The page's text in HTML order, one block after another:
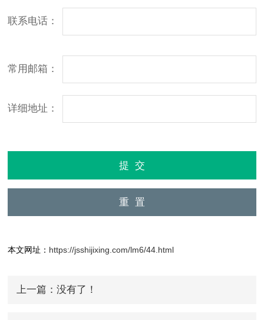
联系电话：
常用邮箱：
详细地址：
本文网址： https://jsshijixing.com/lm6/44.html
上一篇：没有了！